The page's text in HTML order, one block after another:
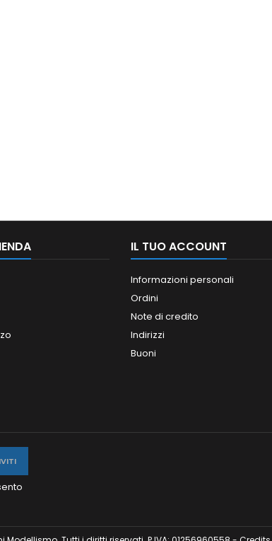
IL TUO ACCOUNT
Informazioni personali
Ordini
Note di credito
Indirizzi
Buoni